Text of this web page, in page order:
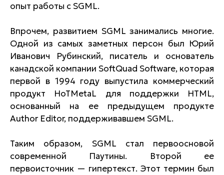
опыт работы с SGML.
Впрочем, развитием SGML занимались многие.
Одной из самых заметных персон был Юрий
Иванович Рубинский, писатель и основатель
канадской компании SoftQuad Software, которая
первой в 1994 году выпустила коммерческий
продукт HoTMetaL для поддержки HTML,
основанный на ее предыдущем продукте
Author Editor, поддерживавшем SGML.
Таким образом, SGML стал первоосновой
современной Паутины. Второй ее
первоисточник — гипертекст. Этот термин был